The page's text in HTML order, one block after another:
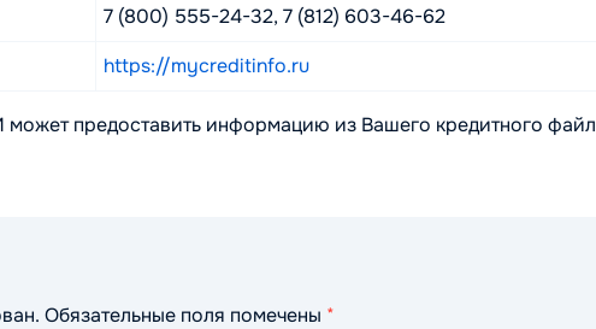
7 (800) 555-24-32, 7 (812) 603-46-62
https://mycreditinfo.ru
предоставить информацию из Вашего кредитного
Обязательные поля помечены *